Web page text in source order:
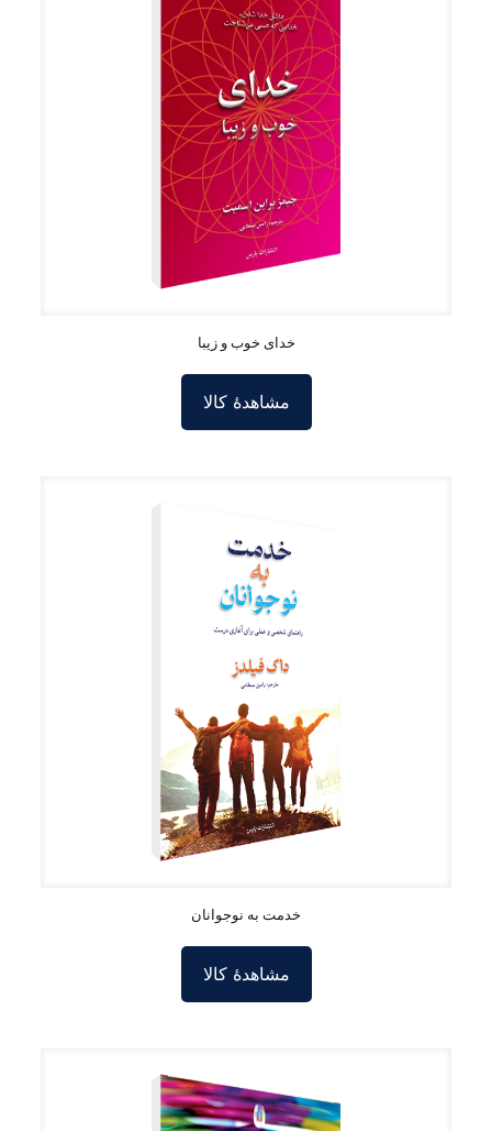
خدای خوب و زیبا
مشاهدۀ کالا
خدمت به نوجوانان
مشاهدۀ کالا